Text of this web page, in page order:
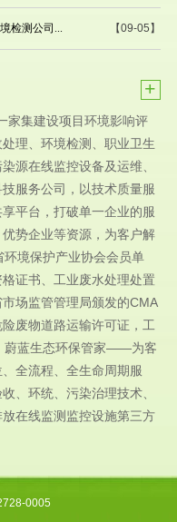
【09-05】
检测公司...
+
集建设项目环境影响评
理、环境检测、职业卫生
源在线监控设备及运维、
服务公司，以技术质量服
平台，打破单一企业的服
势企业等资源，为客户解
境保护产业协会会员单
证书、工业废水处理处置
场监管管理局颁发的CMA
废物道路运输许可证，工
蔚蓝生态环保管家——为客
全流程、全生命周期服
、环统、污染治理技术、
在线监测监控设施第三方
0005